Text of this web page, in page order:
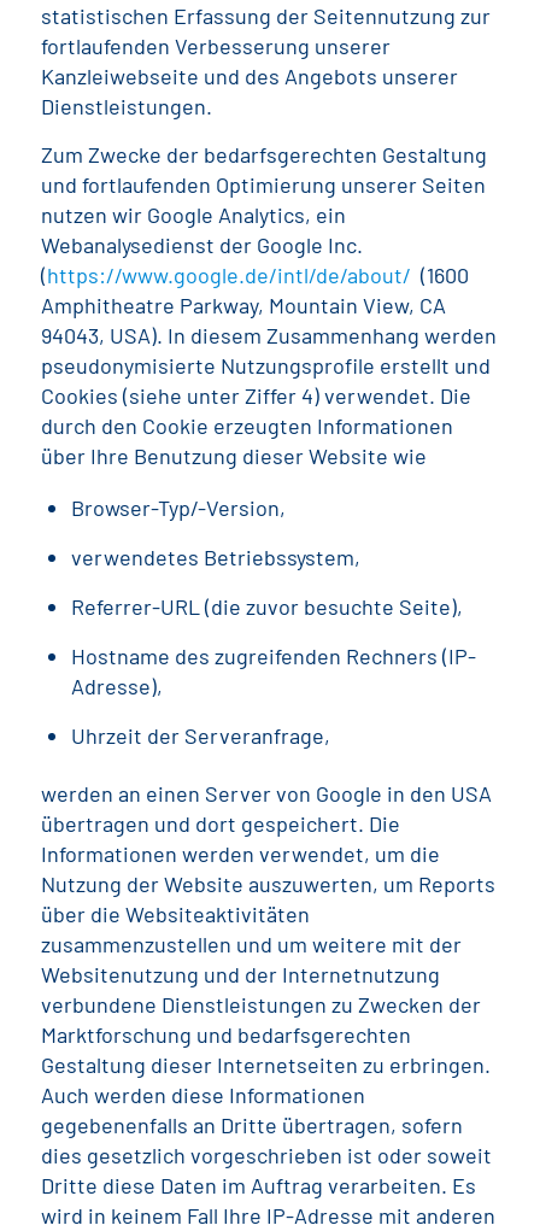
statistischen Erfassung der Seitennutzung zur
fortlaufenden Verbesserung unserer
Kanzleiwebseite und des Angebots unserer
Dienstleistungen.
Zum Zwecke der bedarfsgerechten Gestaltung
und fortlaufenden Optimierung unserer Seiten
nutzen wir Google Analytics, ein
Webanalysedienst der Google Inc.
(https://www.google.de/intl/de/about/ (1600
Amphitheatre Parkway, Mountain View, CA
94043, USA). In diesem Zusammenhang werden
pseudonymisierte Nutzungsprofile erstellt und
Cookies (siehe unter Ziffer 4) verwendet. Die
durch den Cookie erzeugten Informationen
über Ihre Benutzung dieser Website wie
Browser-Typ/-Version,
verwendetes Betriebssystem,
Referrer-URL (die zuvor besuchte Seite),
Hostname des zugreifenden Rechners (IP-
Adresse),
Uhrzeit der Serveranfrage,
werden an einen Server von Google in den USA
übertragen und dort gespeichert. Die
Informationen werden verwendet, um die
Nutzung der Website auszuwerten, um Reports
über die Websiteaktivitäten
zusammenzustellen und um weitere mit der
Websitenutzung und der Internetnutzung
verbundene Dienstleistungen zu Zwecken der
Marktforschung und bedarfsgerechten
Gestaltung dieser Internetseiten zu erbringen.
Auch werden diese Informationen
gegebenenfalls an Dritte übertragen, sofern
dies gesetzlich vorgeschrieben ist oder soweit
Dritte diese Daten im Auftrag verarbeiten. Es
wird in keinem Fall Ihre IP-Adresse mit anderen